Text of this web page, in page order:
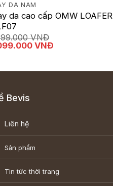
DA NAM
da cao cấp OMW LOAFER
VNĐ
VNĐ.
VNĐ
là:
Bevis
Liên hệ
Sản phẩm
Tin tức thời trang